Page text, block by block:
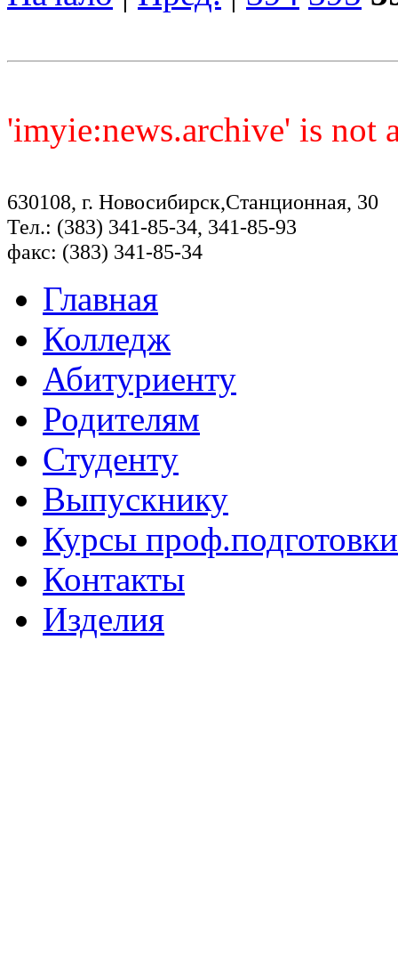
'imyie:news.archive' is not
630108, г. Новосибирск,Станционная, 30
Тел.: (383) 341-85-34, 341-85-93
факс: (383) 341-85-34
Главная
Колледж
Абитуриенту
Родителям
Студенту
Выпускнику
Курсы проф.подготовки
Контакты
Изделия